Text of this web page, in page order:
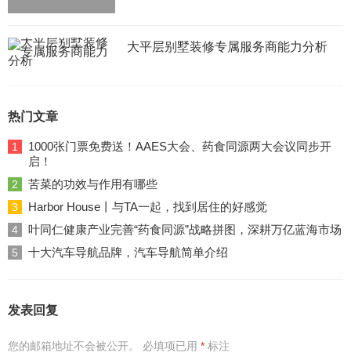
大平层别墅装修专属服务商能力分析
热门文章
1
1000张门票免费送！AAES大会、药食同源两大会议同步开
启！
2 苦菜的功效与作用有哪些
3 Harbor House丨与TA一起，找到居住的好感觉
4 叶同仁健康产业完善“药食同源”战略拼图，深耕万亿蓝海市场
5 十大汽车导航品牌，汽车导航简单介绍
发表回复
您的邮箱地址不会被公开。 必填项已用 * 标注